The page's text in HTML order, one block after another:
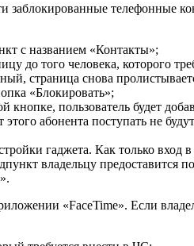
заблокированные
с названием «Контакты»;
до того человека, которого
страница снова
«Блокировать»;
кнопке, пользователь будет
абонента поступать не
гаджета. Как только вход
владельцу предоставится
«FaceTime». Если